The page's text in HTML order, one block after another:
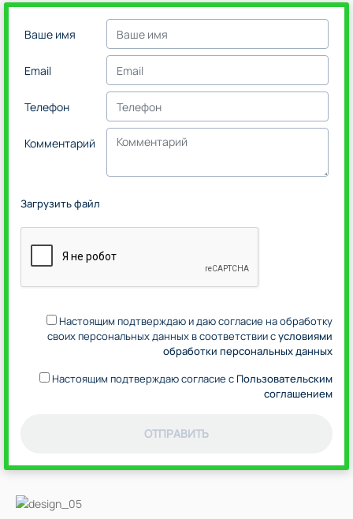
Ваше имя
Email
Телефон
Комментарий
Загрузить файл
Настоящим подтверждаю и даю согласие на обработку
своих персональных данных в соответствии сусловиями
обработки персональных данных
Настоящим подтверждаю согласие сПользовательским
соглашением
ОТПРАВИТЬ